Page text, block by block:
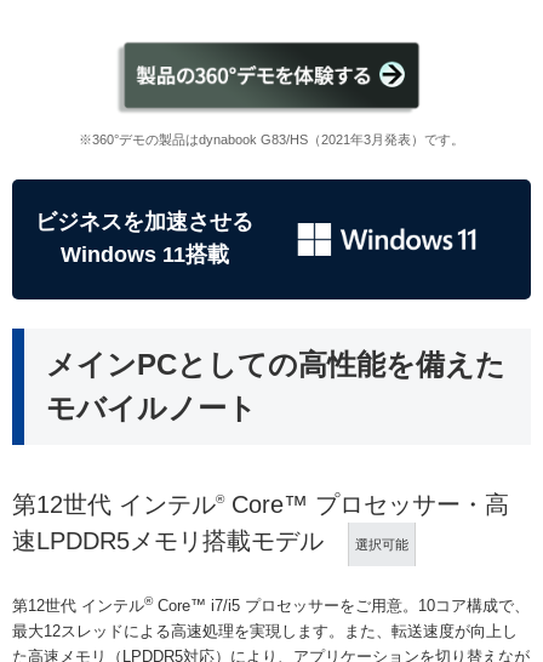
※360°デモの製品はdynabook G83/HS（2021年3月発表）です。
ビジネスを加速させる
Windows 11搭載
メインPCとしての高性能を備えた
モバイルノート
第12世代 インテル®Core™ プロセッサー・高
速LPDDR5メモリ搭載モデル
選択可能
第12世代 インテル®Core™ i7/i5 プロセッサーをご用意。10コア構成で、
最大12スレッドによる高速処理を実現します。また、転送速度が向上し
た高速メモリ（LPDDR5対応）により、アプリケーションを切り替えなが